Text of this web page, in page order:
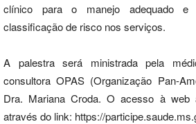
clínico para o manejo adequado e
classificação de risco nos serviços.
A palestra será ministrada pela
consultora OPAS (Organização Pan-
Dra. Mariana Croda. O acesso à web
através do link: https://